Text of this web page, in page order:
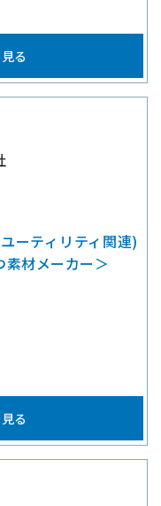
る
ーティリティ関連)
素材メーカー＞
る